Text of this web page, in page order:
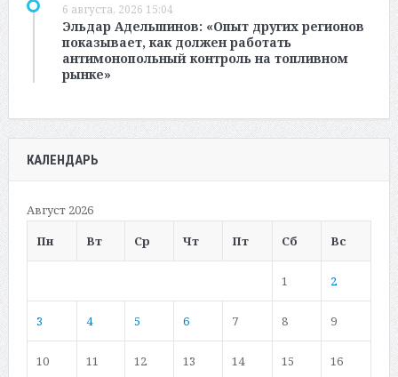
6 августа, 2026 15:04
Эльдар Адельшинов: «Опыт других регионов
показывает, как должен работать
антимонопольный контроль на топливном
рынке»
КАЛЕНДАРЬ
Август 2026
Пн
Вт Ср Чт Пт Сб Вс
1 2
3 4 5 6 7 8 9
10 11 12 13 14 15 16